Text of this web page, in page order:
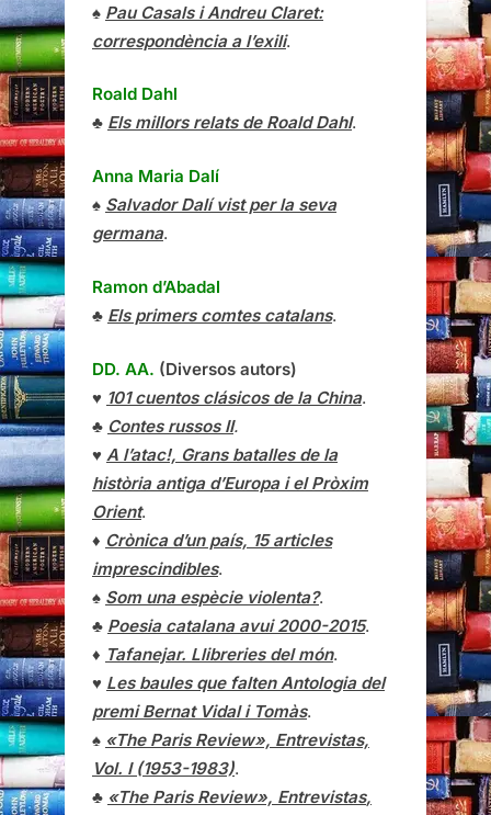
♠ Pau Casals i Andreu Claret:
correspondència a l’exili.
Roald Dahl
♣ Els millors relats de Roald Dahl.
Anna Maria Dalí
♠ Salvador Dalí vist per la seva
germana.
Ramon d’Abadal
♣ Els primers comtes catalans.
DD. AA. (Diversos autors)
♥ 101 cuentos clásicos de la China.
♣ Contes russos II.
♥ A l’atac!, Grans batalles de la
història antiga d’Europa i el Pròxim
Orient.
♦ Crònica d’un país, 15 articles
imprescindibles.
♠ Som una espècie violenta?.
♣ Poesia catalana avui 2000-2015.
♦ Tafanejar. Llibreries del món.
♥ Les baules que falten Antologia del
premi Bernat Vidal i Tomàs.
♠ «The Paris Review», Entrevistas,
Vol. I (1953-1983).
♣ «The Paris Review», Entrevistas,